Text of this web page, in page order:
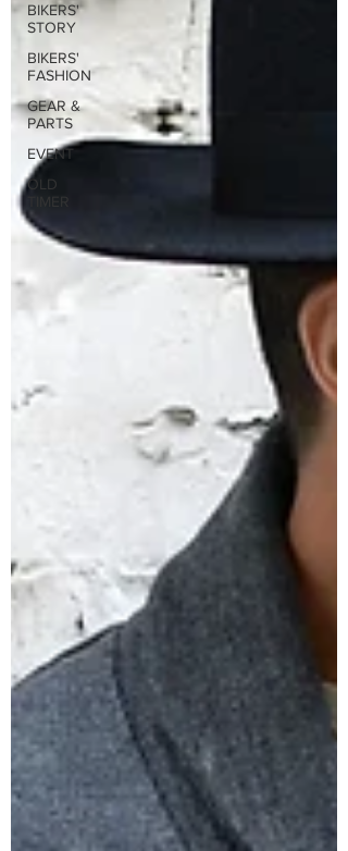
BIKERS'
STORY
BIKERS'
FASHION
GEAR &
PARTS
EVENT
OLD
TIMER